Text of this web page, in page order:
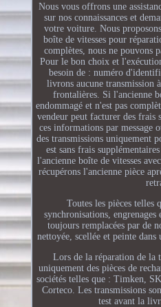
Nous vous offrons une
sur nos connaissances et
votre voiture. Nous
boîte de vitesses pour
complètes, nous ne pouvons
Pour le bon choix et
besoin de : numéro
livrons aucune transmission
frontalières. Si l'ancienne
endommagé et n'est pas
vendeur peut facturer des frais
ces informations par message
des transmissions uniquement
est sans frais
l'ancienne boîte de vitesses
récupérons l'ancienne pièce
Toutes les pièces telles
synchronisations,
toujours remplacées par de
nettoyée, scellée et peinte
Lors de la réparation de la
uniquement des pièces de
sociétés telles que : Timken,
Corteco. Les transmissions
test avant la